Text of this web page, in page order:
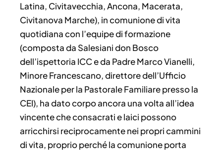
Latina, Civitavecchia, Ancona, Macerata,
Civitanova Marche), in comunione di vita
quotidiana con l’equipe di formazione
(composta da Salesiani don Bosco
dell’ispettoria ICC e da Padre Marco Vianelli,
Minore Francescano, direttore dell’Ufficio
Nazionale per la Pastorale Familiare presso la
CEI), ha dato corpo ancora una volta all’idea
vincente che consacrati e laici possono
arricchirsi reciprocamente nei propri cammini
di vita, proprio perché la comunione porta